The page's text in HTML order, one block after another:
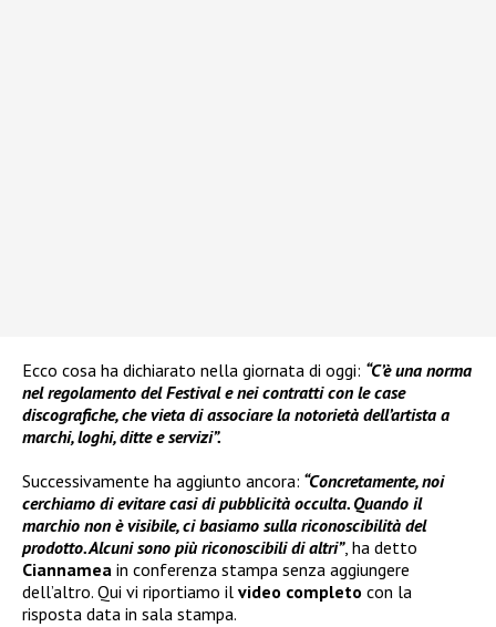
Ecco cosa ha dichiarato nella giornata di oggi: “C’è una norma
nel regolamento del Festival e nei contratti con le case
discografiche, che vieta di associare la notorietà dell’artista a
marchi, loghi, ditte e servizi”.
Successivamente ha aggiunto ancora: “Concretamente, noi
cerchiamo di evitare casi di pubblicità occulta. Quando il
marchio non è visibile, ci basiamo sulla riconoscibilità del
prodotto. Alcuni sono più riconoscibili di altri”, ha detto
Ciannamea in conferenza stampa senza aggiungere
dell’altro. Qui vi riportiamo il video completo con la
risposta data in sala stampa.